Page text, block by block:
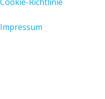
Impressum